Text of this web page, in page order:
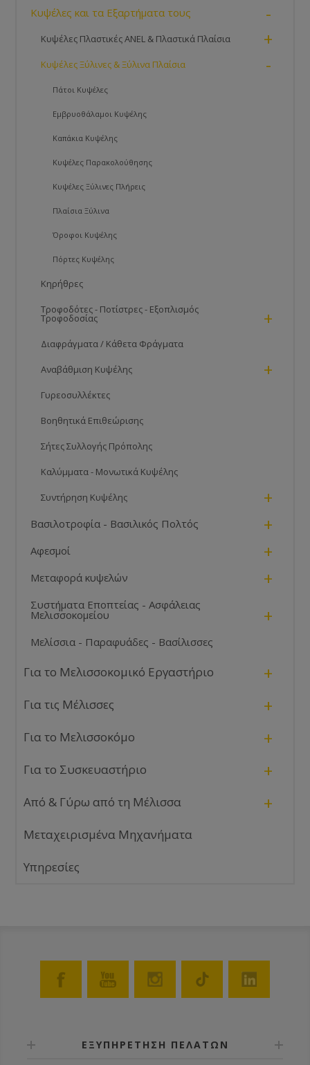
Κυψέλες και τα Εξαρτήματα τους -
Κυψέλες Πλαστικές ANEL & Πλαστικά Πλαίσια +
Κυψέλες Ξύλινες & Ξύλινα Πλαίσια -
Πάτοι Κυψέλες
Εμβρυοθάλαμοι Κυψέλης
Καπάκια Κυψέλης
Κυψέλες Παρακολούθησης
Κυψέλες Ξύλινες Πλήρεις
Πλαίσια Ξύλινα
Όροφοι Κυψέλης
Πόρτες Kυψέλης
Κηρήθρες
Τροφοδότες - Ποτίστρες - Εξοπλισμός
Τροφοδοσίας +
Διαφράγματα / Κάθετα Φράγματα
Αναβάθμιση Κυψέλης +
Γυρεοσυλλέκτες
Βοηθητικά Επιθεώρισης
Σήτες Συλλογής Πρόπολης
Καλύμματα - Μονωτικά Κυψέλης
Συντήρηση Κυψέλης +
Βασιλοτροφία - Βασιλικός Πολτός +
Αφεσμοί +
Μεταφορά κυψελών +
Συστήματα Εποπτείας - Ασφάλειας
Μελισσοκομείου +
Μελίσσια - Παραφυάδες - Βασίλισσες
Για το Μελισσοκομικό Εργαστήριο +
Για τις Μέλισσες +
Για το Μελισσοκόμο +
Για το Συσκευαστήριο +
Από & Γύρω από τη Μέλισσα +
Μεταχειρισμένα Μηχανήματα
Υπηρεσίες
ΕΞΥΠΗΡΕΤΗΣΗ ΠΕΛΑΤΩΝ